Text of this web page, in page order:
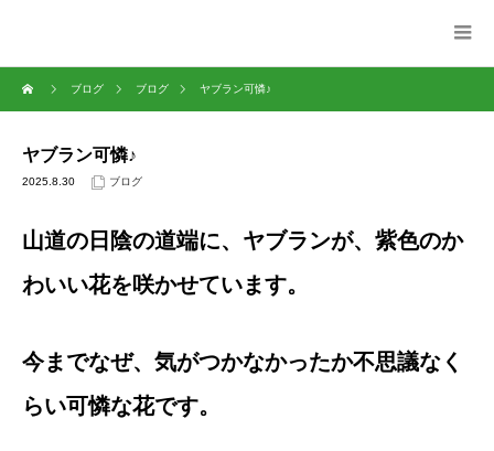
ブログ ブログ ヤブラン可憐♪
ヤブラン可憐♪
2025.8.30 ブログ
山道の日陰の道端に、ヤブランが、紫色のか
わいい花を咲かせています。
今までなぜ、気がつかなかったか不思議なく
らい可憐な花です。